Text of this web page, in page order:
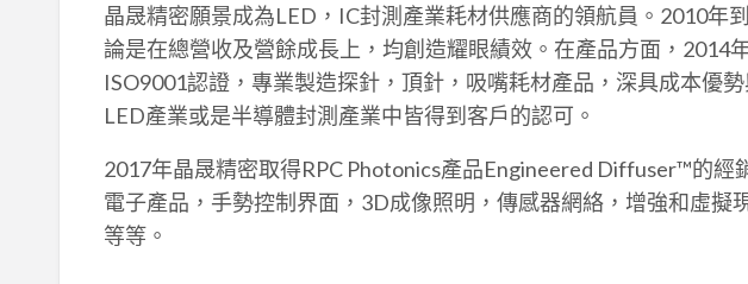
晶晟精密願景成為LED，IC封測產業耗材供應商的領航員。2010年
論是在總營收及營餘成長上，均創造耀眼績效。在產品方面，2014
ISO9001認證，專業製造探針，頂針，吸嘴耗材產品，深具成本優
LED產業或是半導體封測產業中皆得到客戶的認可。
2017年晶晟精密取得RPC Photonics產品Engineered Diffuser™的經
電子產品，手勢控制界面，3D成像照明，傳感器網絡，增強和虛擬
等等。